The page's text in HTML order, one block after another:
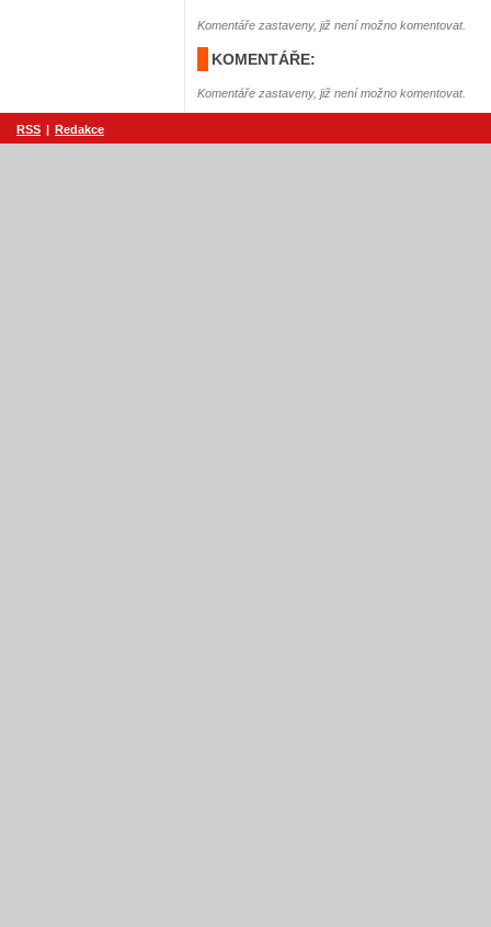
Komentáře zastaveny, již není možno komentovat.
KOMENTÁŘE:
Komentáře zastaveny, již není možno komentovat.
RSS | Redakce